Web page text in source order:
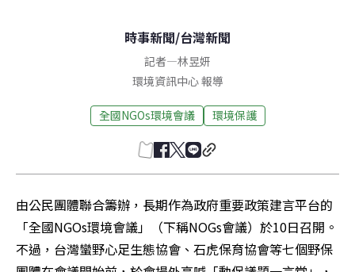
時事新聞/台灣新聞
記者—林昱妍
環境資訊中心 報導
全國NGOs環境會議 環境保護
由公民團體聯合籌辦，長期作為政府重要政策建言平台的
「全國NGOs環境會議」（下稱NOGs會議）於10日召開。
不過，台灣蠻野心足生態協會、石虎保育協會等七個野保